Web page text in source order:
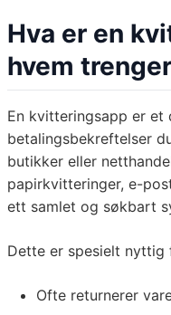
Hva er en
hvem
En kvitteringsapp er
betalingsbekreftelser
butikker eller
papirkvitteringer, e-
ett samlet og søkbart
Dette er spesielt nyttig
Ofte returnerer